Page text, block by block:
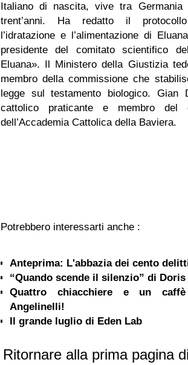
Italiano di nascita, vive tra
trent’anni. Ha redatto il
l’idratazione e l’a­limentazione di
presidente del comitato scientifico
Eluana». Il Ministero della Giustizia
membro della commissione che
legge sul testamento biologico. Gian
cattolico prati­cante e membro del
dell’Accademia Cattolica della Baviera.
Potrebbero interessarti anche :
Anteprima: L'abbazia dei cento
“Quando scende il silenzio” di
Quattro chiacchiere e un caffè
Angelinelli!
Il grande luglio di Eden Lab
Ritornare alla prima pagina di